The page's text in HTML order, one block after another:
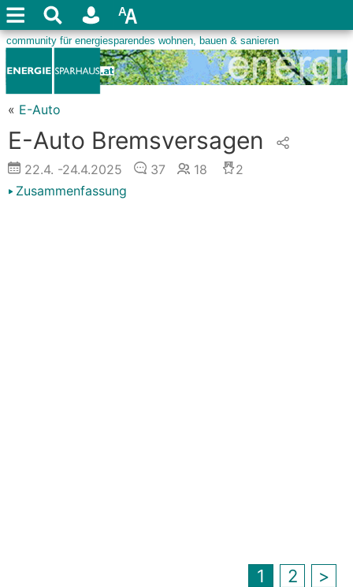
« E-Auto
E-Auto Bremsversagen
22.4. -24.4.2025 37 18
2
Zusammenfassung
1 2 >